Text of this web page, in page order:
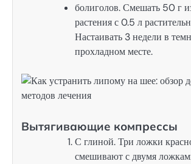
болиголов. Смешать 50 г
растения с 0.5 л
Настаивать 3 недели в
прохладном месте.
Вытягивающие компрессы
С глиной. Три ложки
смешивают с двумя